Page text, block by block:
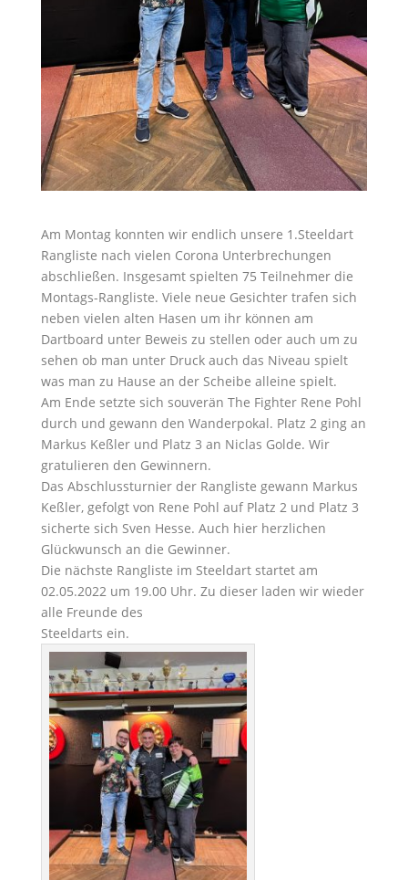
Am Montag konnten wir endlich unsere 1.Steeldart
Rangliste nach vielen Corona Unterbrechungen
abschließen. Insgesamt spielten 75 Teilnehmer die
Montags-Rangliste. Viele neue Gesichter trafen sich
neben vielen alten Hasen um ihr können am
Dartboard unter Beweis zu stellen oder auch um zu
sehen ob man unter Druck auch das Niveau spielt
was man zu Hause an der Scheibe alleine spielt.
Am Ende setzte sich souverän The Fighter Rene Pohl
durch und gewann den Wanderpokal. Platz 2 ging an
Markus Keßler und Platz 3 an Niclas Golde. Wir
gratulieren den Gewinnern.
Das Abschlussturnier der Rangliste gewann Markus
Keßler, gefolgt von Rene Pohl auf Platz 2 und Platz 3
sicherte sich Sven Hesse. Auch hier herzlichen
Glückwunsch an die Gewinner.
Die nächste Rangliste im Steeldart startet am
02.05.2022 um 19.00 Uhr. Zu dieser laden wir wieder
alle Freunde des
Steeldarts ein.